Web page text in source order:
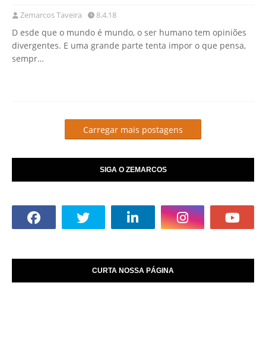
Zemarcos Taveira 8.4.18
D esde que o mundo é mundo, o ser humano tem opiniões
divergentes. E uma grande parte tenta impor o que pensa,
sempr…
Carregar mais postagens
SIGA O ZEMARCOS
CURTA NOSSA PÁGINA